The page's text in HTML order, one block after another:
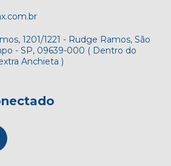
1201/1221 - Rudge Ramos, São
- SP, 09639-000 ( Dentro do
Anchieta )